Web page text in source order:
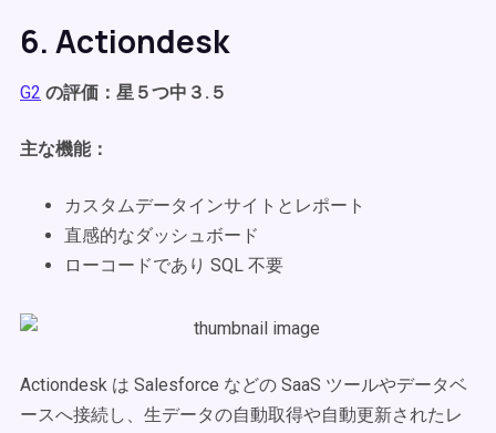
6. Actiondesk
G2 の評価：星５つ中３.５
主な機能：
カスタムデータインサイトとレポート
直感的なダッシュボード
ローコードであり SQL 不要
Actiondesk は Salesforce などの SaaS ツールやデータベ
ースへ接続し、生データの自動取得や自動更新されたレ